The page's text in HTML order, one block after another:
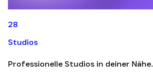
28
Studios
Professionelle Studios in deiner Nähe.